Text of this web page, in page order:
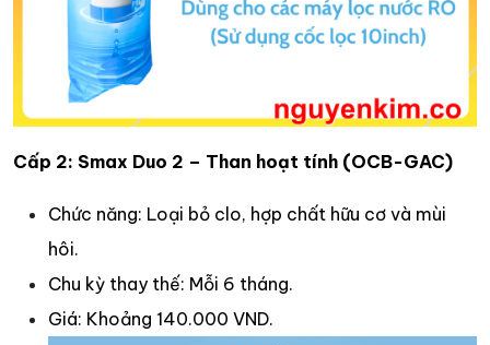
Cấp 2: Smax Duo 2 – Than hoạt tính (OCB-GAC)
Chức năng: Loại bỏ clo, hợp chất hữu cơ và mùi
hôi.
Chu kỳ thay thế: Mỗi 6 tháng.
Giá: Khoảng 140.000 VND.